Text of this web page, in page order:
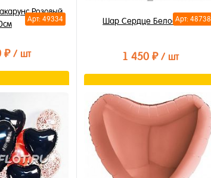
Арт: 49334
Розовый
₽ / шт
Арт: 48738
Шар Сердце Белое 80см
1 450 ₽ / шт
Купить в 1 клик
В избранное
В наличии